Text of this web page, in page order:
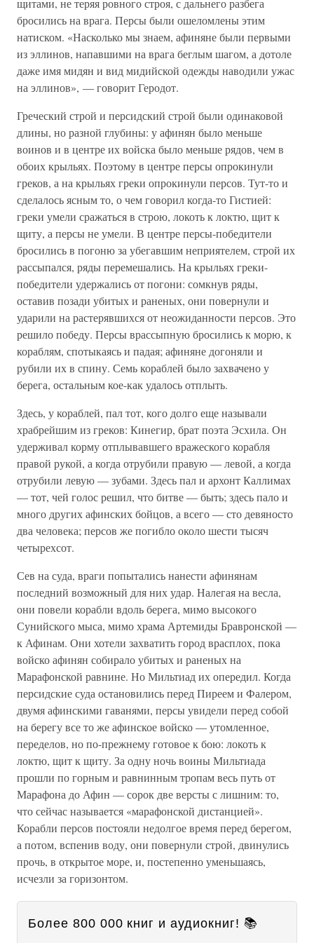
щитами, не теряя ровного строя, с дальнего разбега
бросились на врага. Персы были ошеломлены этим
натиском. «Насколько мы знаем, афиняне были первыми
из эллинов, напавшими на врага беглым шагом, а дотоле
даже имя мидян и вид мидийской одежды наводили ужас
на эллинов», — говорит Геродот.
Греческий строй и персидский строй были одинаковой
длины, но разной глубины: у афинян было меньше
воинов и в центре их войска было меньше рядов, чем в
обоих крыльях. Поэтому в центре персы опрокинули
греков, а на крыльях греки опрокинули персов. Тут-то и
сделалось ясным то, о чем говорил когда-то Гистией:
греки умели сражаться в строю, локоть к локтю, щит к
щиту, а персы не умели. В центре персы-победители
бросились в погоню за убегавшим неприятелем, строй их
рассыпался, ряды перемешались. На крыльях греки-
победители удержались от погони: сомкнув ряды,
оставив позади убитых и раненых, они повернули и
ударили на растерявшихся от неожиданности персов. Это
решило победу. Персы врассыпную бросились к морю, к
кораблям, спотыкаясь и падая; афиняне догоняли и
рубили их в спину. Семь кораблей было захвачено у
берега, остальным кое-как удалось отплыть.
Здесь, у кораблей, пал тот, кого долго еще называли
храбрейшим из греков: Кинегир, брат поэта Эсхила. Он
удерживал корму отплывавшего вражеского корабля
правой рукой, а когда отрубили правую — левой, а когда
отрубили левую — зубами. Здесь пал и архонт Каллимах
— тот, чей голос решил, что битве — быть; здесь пало и
много других афинских бойцов, а всего — сто девяносто
два человека; персов же погибло около шести тысяч
четырехсот.
Сев на суда, враги попытались нанести афинянам
последний возможный для них удар. Налегая на весла,
они повели корабли вдоль берега, мимо высокого
Сунийского мыса, мимо храма Артемиды Бравронской —
к Афинам. Они хотели захватить город врасплох, пока
войско афинян собирало убитых и раненых на
Марафонской равнине. Но Мильтиад их опередил. Когда
персидские суда остановились перед Пиреем и Фалером,
двумя афинскими гаванями, персы увидели перед собой
на берегу все то же афинское войско — утомленное,
переделов, но по-прежнему готовое к бою: локоть к
локтю, щит к щиту. За одну ночь воины Мильтиада
прошли по горным и равнинным тропам весь путь от
Марафона до Афин — сорок две версты с лишним: то,
что сейчас называется «марафонской дистанцией».
Корабли персов постояли недолгое время перед берегом,
а потом, вспенив воду, они повернули строй, двинулись
прочь, в открытое море, и, постепенно уменьшаясь,
исчезли за горизонтом.
Более 800 000 книг и аудиокниг! 📚